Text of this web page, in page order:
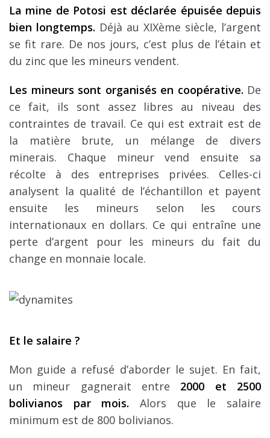
La mine de Potosi est déclarée épuisée depuis
bien longtemps. Déjà au XIXème siècle, l’argent
se fit rare. De nos jours, c’est plus de l’étain et
du zinc que les mineurs vendent.
Les mineurs sont organisés en coopérative. De
ce fait, ils sont assez libres au niveau des
contraintes de travail. Ce qui est extrait est de
la matière brute, un mélange de divers
minerais. Chaque mineur vend ensuite sa
récolte à des entreprises privées. Celles-ci
analysent la qualité de l’échantillon et payent
ensuite les mineurs selon les cours
internationaux en dollars. Ce qui entraîne une
perte d’argent pour les mineurs du fait du
change en monnaie locale.
Et le salaire ?
Mon guide a refusé d’aborder le sujet. En fait,
un mineur gagnerait entre 2000 et 2500
bolivianos par mois. Alors que le salaire
minimum est de 800 bolivianos.